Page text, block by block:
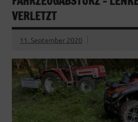
VERLETZT
11. September 2020